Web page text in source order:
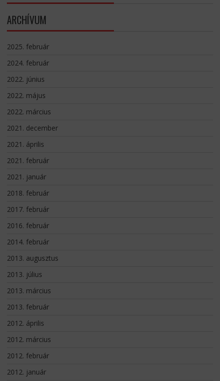
ARCHÍVUM
2025. február
2024. február
2022. június
2022. május
2022. március
2021. december
2021. április
2021. február
2021. január
2018. február
2017. február
2016. február
2014. február
2013. augusztus
2013. július
2013. március
2013. február
2012. április
2012. március
2012. február
2012. január